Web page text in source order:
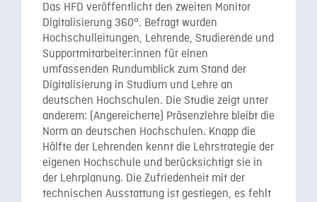
Das HFD veröffentlicht den zweiten Monitor
Digitalisierung 360°. Befragt wurden
Hochschulleitungen, Lehrende, Studierende und
Supportmitarbeiter:innen für einen
umfassenden Rundumblick zum Stand der
Digitalisierung in Studium und Lehre an
deutschen Hochschulen. Die Studie zeigt unter
anderem: (Angereicherte) Präsenzlehre bleibt die
Norm an deutschen Hochschulen. Knapp die
Hälfte der Lehrenden kennt die Lehrstrategie der
eigenen Hochschule und berücksichtigt sie in
der Lehrplanung. Die Zufriedenheit mit der
technischen Ausstattung ist gestiegen, es fehlt